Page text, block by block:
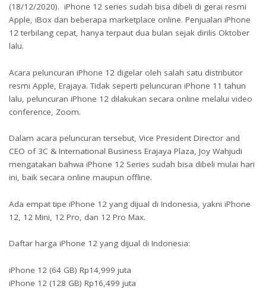
(18/12/2020). iPhone 12 series sudah bisa dibeli di gerai resmi
Apple, iBox dan beberapa marketplace online. Penjualan iPhone
12 terbilang cepat, hanya terpaut dua bulan sejak dirilis Oktober
lalu.
Acara peluncuran iPhone 12 digelar oleh salah satu distributor
resmi Apple, Erajaya. Tidak seperti peluncuran iPhone 11 tahun
lalu, peluncuran iPhone 12 dilakukan secara online melalui video
conference, Zoom.
Dalam acara peluncuran tersebut, Vice President Director and
CEO of 3C & International Business Erajaya Plaza, Joy Wahjudi
mengatakan bahwa iPhone 12 Series sudah bisa dibeli mulai hari
ini, baik secara online maupun offline.
Ada empat tipe iPhone 12 yang dijual di Indonesia, yakni iPhone
12, 12 Mini, 12 Pro, dan 12 Pro Max.
Daftar harga iPhone 12 yang dijual di Indonesia:
iPhone 12 (64 GB) Rp14,999 juta
iPhone 12 (128 GB) Rp16,499 juta